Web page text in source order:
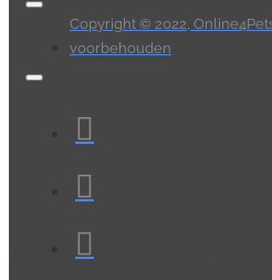
Copyright © 2022,
voorbehouden